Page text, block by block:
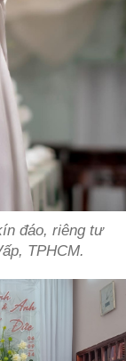
đáo, riêng tư
TPHCM.